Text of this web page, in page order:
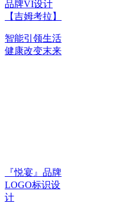
品牌VI设计
【吉姆考拉】
智能引领生活
健康改变末来
『悦宴』品牌
LOGO标识设
计